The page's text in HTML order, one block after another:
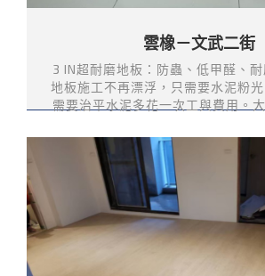
雲橡－文武二街
3 IN超耐磨地板：防蟲、低甲醛、
地板施工不再漂浮，只需要水泥粉
需要治平水泥多花一次工與費用。